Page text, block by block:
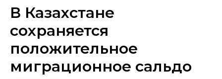
В Казахстане
сохраняется
положительное
миграционное сальдо